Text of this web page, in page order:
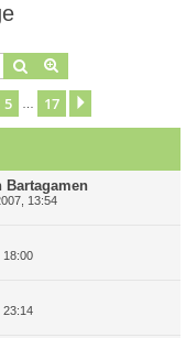
Suche
5 17
Bartagamen
13:54
18:00
23:14